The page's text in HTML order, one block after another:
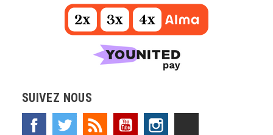
SUIVEZ NOUS
Facebook Twitter Rss YouTube